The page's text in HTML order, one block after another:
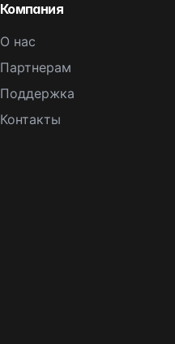
Компания
О нас
Партнерам
Поддержка
Контакты